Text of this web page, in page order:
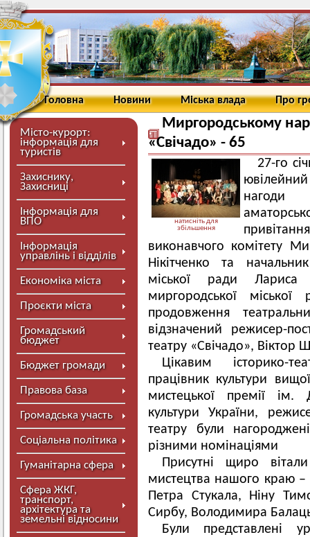
Головна Новини Міська влада Про
Місто-курорт:
інформація для
туристів
Захиснику,
Захисниці
Інформація для
ВПО
Інформація
управлінь і відділів
Економіка міста
Проєкти міста
Громадський
бюджет
Бюджет громади
Правова база
Громадська участь
Соціальна політика
Гуманітарна сфера
Сфера ЖКГ,
транспорт,
архітектура та
земельні відносини
Миргородському
«Свічадо» - 65
натисніть для
збільшення
27-го
нагоди
виконавчого комiтету
Нiкiтченко та
мiської ради Лариса
миргородської
продовження
відзначений режисер-
театру «Свічадо», Віктор
Цікавим історико-
працівник культури
мистецької премії ім.
культури України,
театру були
різними номінаціями
Присутнi щиро вiтали
мистецтва нашого краю –
Петра Стукала, Нiну
Сирбу, Володимира
Були представлені